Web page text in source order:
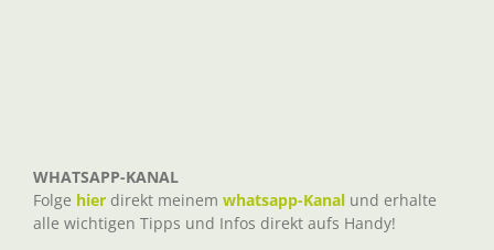
WHATSAPP-KANAL
Folge hier direkt meinem whatsapp-Kanal und erhalte
alle wichtigen Tipps und Infos direkt aufs Handy!